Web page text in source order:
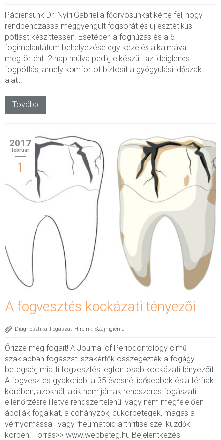
Páciensünk Dr. Nyíri Gabriella főorvosunkat kérte fel, hogy
rendbehozassa meggyengült fogsorát és új esztétikus
pótlást készíttessen. Esetében a foghúzás és a 6
fogimplantátum behelyezése egy kezelés alkalmával
megtörtént. 2 nap múlva pedig elkészült az ideiglenes
fogpótlás, amely komfortot biztosít a gyógyulási időszak
alatt.
Tovább
2017
február
1
A fogvesztés kockázati tényezői
Diagnosztika Fogászat Híreink Szájhigiénia
Őrizze meg fogait! A Journal of Periodontology című
szaklapban fogászati szakértők összegezték a fogágy-
betegség miatti fogvesztés legfontosab kockázati tényezőit:
A fogvesztés gyakoribb: a 35 évesnél idősebbek és a férfiak
körében, azoknál, akik nem járnak rendszeres fogászati
ellenőrzésre illetve rendszertelenül vagy nem megfelelően
ápolják fogaikat, a dohányzók, cukorbetegek, magas a
vérnyomással vagy rheumatoid arthritise-szel küzdők
körben. Forrás>> www.webbeteg.hu Bejelentkezés